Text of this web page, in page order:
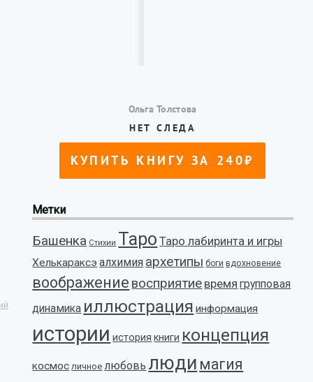
Метки
Башенка Стихии Таро Таро лабиринта и игры
Хелькараксэ алхимия архетипы боги вдохновение
воображение восприятие время групповая
динамика иллюстрация информация
истории история книги концепция
космос личное любовь люди магия